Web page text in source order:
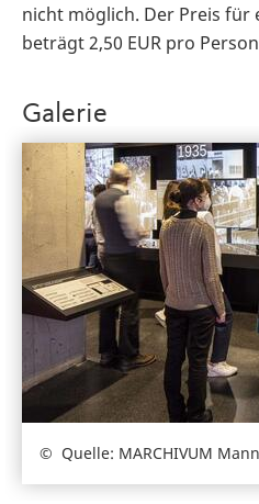
nicht möglich. Der Preis
beträgt 2,50 EUR pro
Galerie
Quelle: MARCHIVUM